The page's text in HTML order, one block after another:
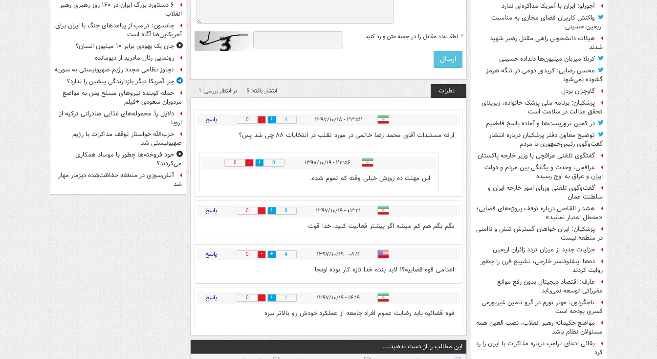
آجورلو: ایران با آمریکا مذاکره‌ای ندارد
واکنش کاربران فضای مجازی به مناسبت
اربعین حسینی
هیئات دانشجویی راهی مقتل رهبر شهید
شدند
کربلا میزبان میلیون‌ها دلداده حسینی
محسن رضایی: کریدور دومی در تنگه هرمز
گشوده نمی‌شود
گاوچران بزدل
پزشکیان: برنامه ملی پزشک خانواده، زیربنای
تحقق عدالت در سلامت است
در کمین تروریست‌ها و آماده پاسخ قاطعیم
توضیح معاون دفتر پزشکیان درباره انتشار
گفت‌وگوی رئیس‌جمهوری با مردم
گفتگوی تلفنی عراقچی با وزیر خارجه پاکستان
عراقچی: وحدت و یگانگی بین مردم و دولت
ایران و عراق به اوج رسیده
گفت‌وگوی تلفنی وزرای امور خارجه ایران و
سلطنت عمان
هشدار القاصی درباره توقف پروژه‌های قضایی؛
«معطل اعتبار نمانید»
پزشکیان: ایران خواهان گسترش تنش و ناامنی
در منطقه نیست
جزئیات جدید از میزان تردد زائران اربعین
ده‌ها اینفلوئنسر خارجی، تشییع قرن را چطور
روایت کردند
عارف: اقتصاد دیجیتال بدون رفع موانع
مقرراتی توسعه نمی‌یابد
تاجگردون: مهار تورم در گرو تامین غیرتورمی
کسری بودجه است
مواضع حکیمانه رهبر انقلاب، نصب العین همه
مسئولان نظام باشد
بقائی ادعای ترامپ درباره مذاکرات با ایران را رد
کرد
* لطفا عدد مقابل را در جعبه متن وارد کنید
نظرات انتشار یافته: 5 در انتظار بررسی: 1
۲۳:۵۲ - ۱۳۹۷/۱۰/۱۸ 4
0 پاسخ
ارائه مستندات آقای محمد رضا خاتمی در مورد تقلب در انتخابات ۸۸ چی شد پس؟
۲۲:۵۶ - ۱۳۹۷/۱۰/۱۹ 0
0
این مهلت ده روزش خیلی وقته که تموم شده.
۰۳:۲۱ - ۱۳۹۷/۱۰/۱۹ 0
0 پاسخ
بگم بگم هم کم میشه اگر بیشتر فعالیت کنید. خدا قوت
۰۸:۱۱ - ۱۳۹۷/۱۰/۱۹ 4
0 پاسخ
اعدامی قوه قضاییه؟! لابد بنده خدا تازه کار بوده اونجا
۱۴:۱۹ - ۱۳۹۷/۱۰/۱۹ 1
0 پاسخ
قوه قضائیه باید رضایت عموم افراد جامعه از عملکرد خودش رو بالاتر ببره
این مطالب را از دست ندهید....
۶ دستاورد بزرگ ایران در ۱۶۰ روز رهبری رهبر
انقلاب
جانسون: ترامپ از پیامدهای جنگ با ایران برای
آمریکایی‌ها آگاه است
جان یک یهودی برابر ۱۰ میلیون انسان؟
رونمایی رئال مادرید از دیومانده
تجاوز نظامی مجدد رژیم صهیونیستی به سوریه
چرا آمریکا دیگر بازدارندگی پیشین را ندارد؟
حمله کوبنده نیروهای مسلح یمن به مواضع
مزدوران سعودی +فیلم
دلایل ردّ محموله‌های غذایی صادراتی ترکیه از
اروپا
حزب‌الله خواستار توقف مذاکرات با رژیم
صهیونیستی شد
خود فروخته‌ها چطور با موساد همکاری
می‌کردند؟
آتش‌سوزی در منطقه حفاظت‌شده دیزمار مهار
شد